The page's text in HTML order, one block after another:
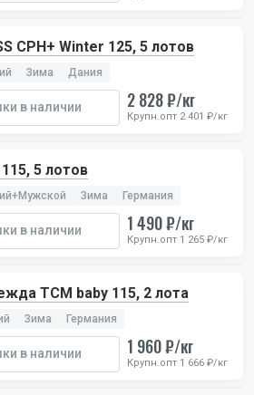
CPH+ Winter 125, 5 лотов
Зима Дания
в наличии 2 828 ₽/кг
Крупн.опт 2 401 ₽/кг
5 лотов
Зима Германия
в наличии 1 490 ₽/кг
Крупн.опт 1 265 ₽/кг
TCM baby 115, 2 лота
Зима Германия
в наличии 1 960 ₽/кг
Крупн.опт 1 666 ₽/кг